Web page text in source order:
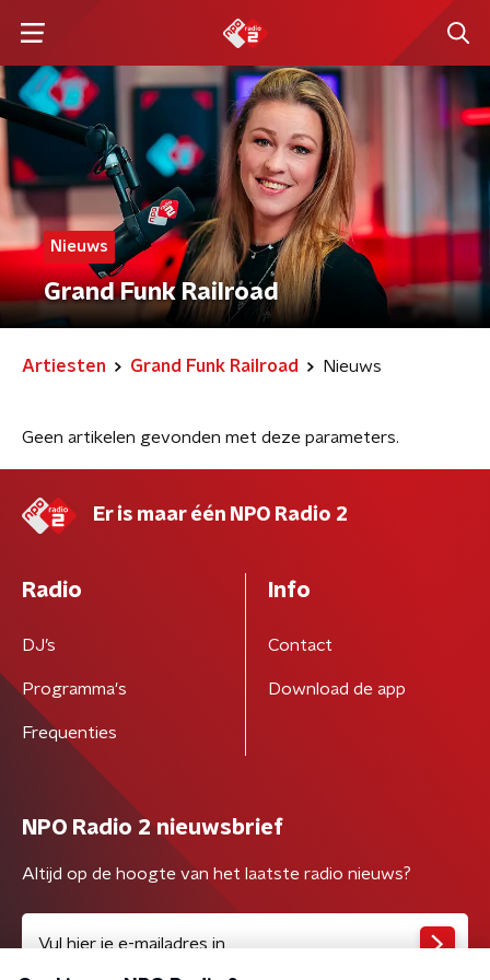
Nieuws
Grand Funk Railroad
Artiesten Grand Funk Railroad Nieuws
Geen artikelen gevonden met deze parameters.
Er is maar één NPO Radio 2
Radio
DJ’s
Programma's
Frequenties
Info
Contact
Download de app
NPO Radio 2 nieuwsbrief
Altijd op de hoogte van het laatste radio nieuws?